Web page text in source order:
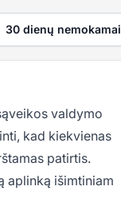
30 dienų nemokamai
valdymo
kad kiekvienas
patirtis.
aplinką išimtiniam